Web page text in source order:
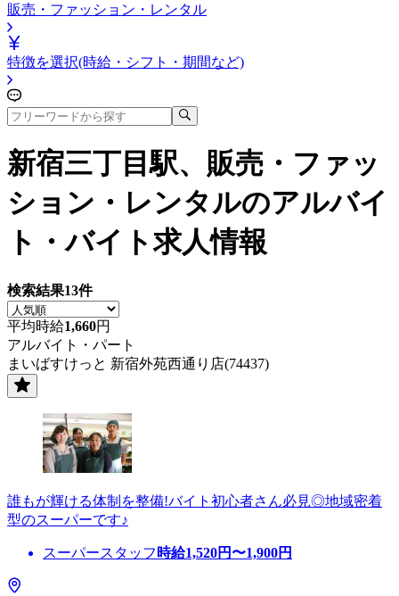
販売・ファッション・レンタル
特徴を選択(時給・シフト・期間など)
新宿三丁目駅、販売・ファッ
ション・レンタルのアルバイ
ト・バイト求人情報
検索結果13件
平均時給1,660円
アルバイト・パート
まいばすけっと 新宿外苑西通り店(74437)
誰もが輝ける体制を整備!バイト初心者さん必見◎地域密着
型のスーパーです♪
スーパースタッフ 時給1,520円〜1,900円